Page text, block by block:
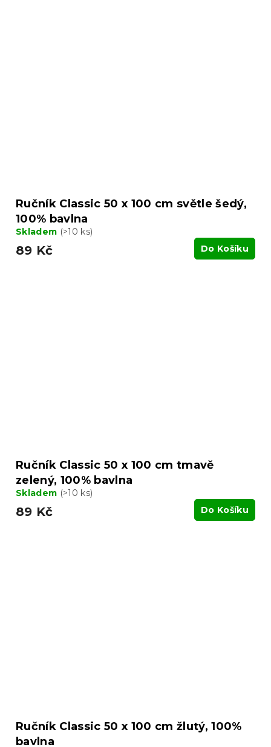
Ručník Classic 50 x 100 cm světle šedý,
100% bavlna
Skladem (>10 ks)
89 Kč Do Košíku
Ručník Classic 50 x 100 cm tmavě
zelený, 100% bavlna
Skladem (>10 ks)
89 Kč Do Košíku
Ručník Classic 50 x 100 cm žlutý, 100%
bavlna